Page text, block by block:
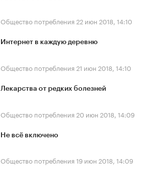
Общество потребления 22 июн 2018, 14:10
Интернет в каждую деревню
Общество потребления 21 июн 2018, 14:10
Лекарства от редких болезней
Общество потребления 20 июн 2018, 14:09
Не всё включено
Общество потребления 19 июн 2018, 14:09